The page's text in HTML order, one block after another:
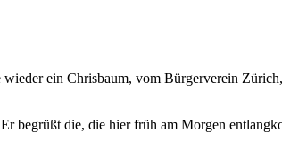
ein Chrisbaum, vom Bürgerverein
begrüßt die, die hier früh am Morgen